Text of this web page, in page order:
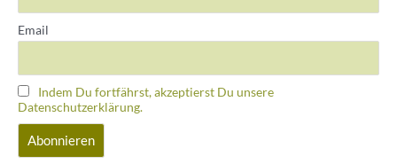
Email
Indem Du fortfährst, akzeptierst Du unsere
Datenschutzerklärung.